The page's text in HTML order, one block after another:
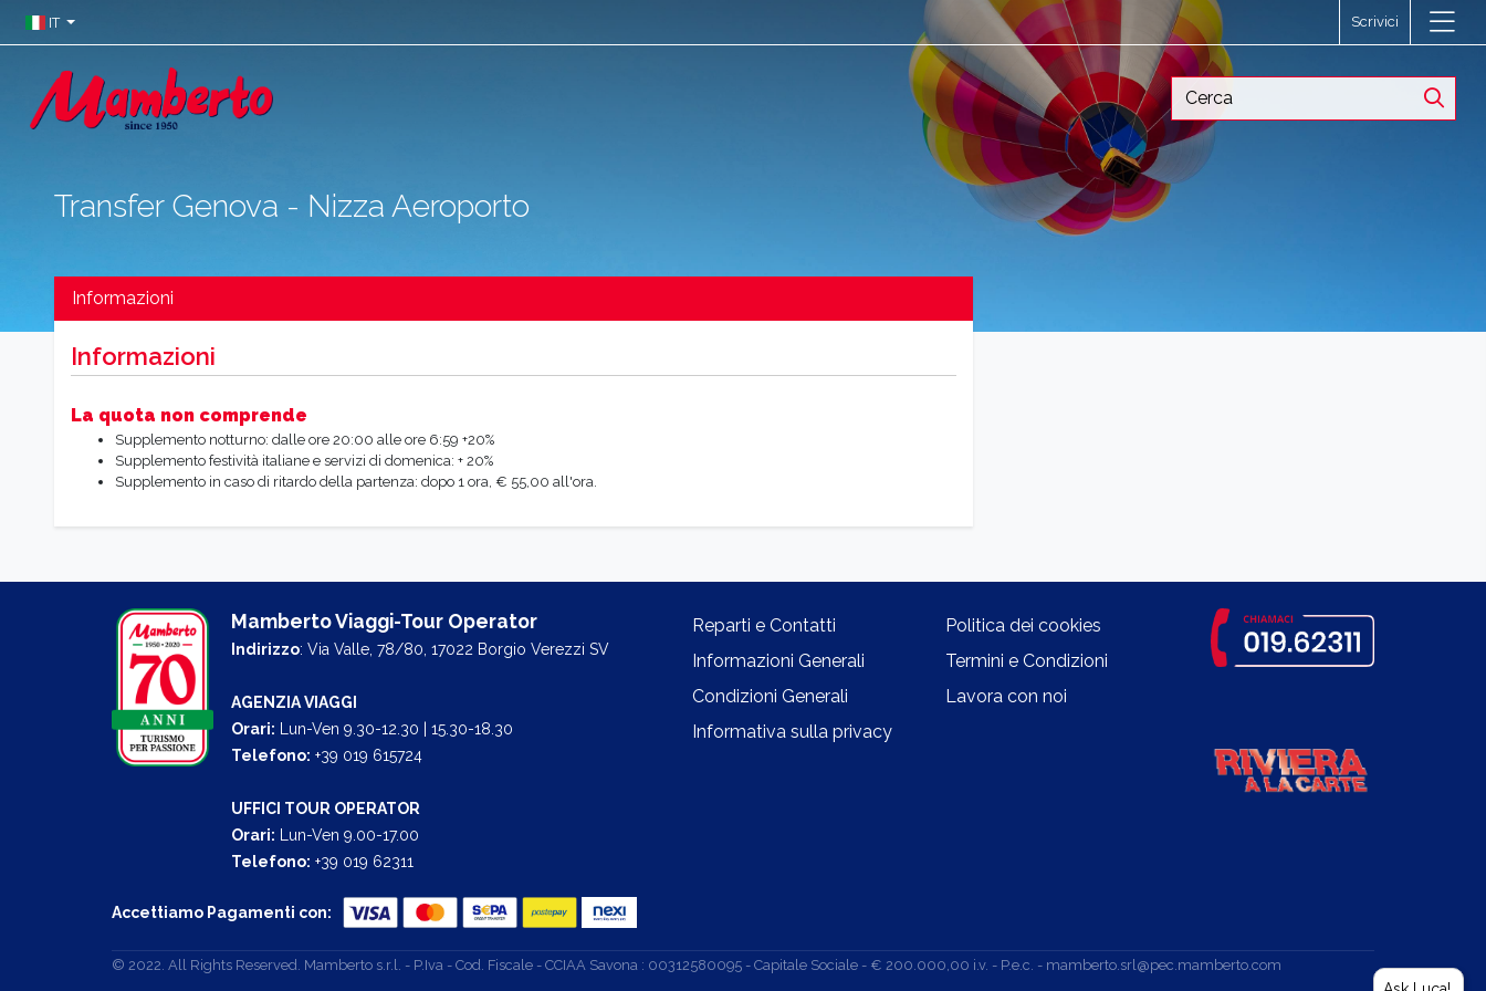
IT Scrivici
Transfer Genova - Nizza Aeroporto
Informazioni
Informazioni
La quota non comprende
Supplemento notturno: dalle ore 20:00 alle ore 6:59 +20%
Supplemento festività italiane e servizi di domenica: + 20%
Supplemento in caso di ritardo della partenza: dopo 1 ora, € 55,00 all'ora.
Mamberto Viaggi-Tour Operator
Indirizzo: Via Valle, 78/80, 17022 Borgio Verezzi SV
AGENZIA VIAGGI
Orari: Lun-Ven 9.30-12.30 | 15.30-18.30
Telefono: +39 019 615724
UFFICI TOUR OPERATOR
Orari: Lun-Ven 9.00-17.00
Telefono: +39 019 62311
Reparti e Contatti
Informazioni Generali
Condizioni Generali
Informativa sulla privacy
Politica dei cookies
Termini e Condizioni
Lavora con noi
Accettiamo Pagamenti con:
© 2022. All Rights Reserved. Mamberto s.r.l. - P.Iva - Cod. Fiscale - CCIAA Savona : 00312580095 - Capitale Sociale - € 200.000,00 i.v. - P.e.c. - mamberto.srl@pec.mamberto.com